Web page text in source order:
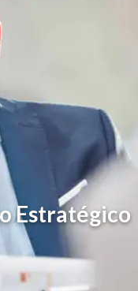
Estratégico